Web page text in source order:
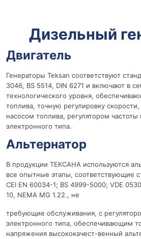
Дизельный
Двигатель
Генераторы Teksan соответствуют
3046, BS 5514, DIN 6271 и включают в
технологического уровня,
топлива, точную регулировку
насосом топлива, регулятором
электронного типа.
Альтернатор
В продукции ТЕКСАНА используются
все опытные этапы, соответствующие
CEI EN 60034-1; BS 4999-5000; VDE
10, NEMA MG 1.22., не
требующие обслуживания, с
электронного типа, обеспечивающим
напряжения высококачест-венный